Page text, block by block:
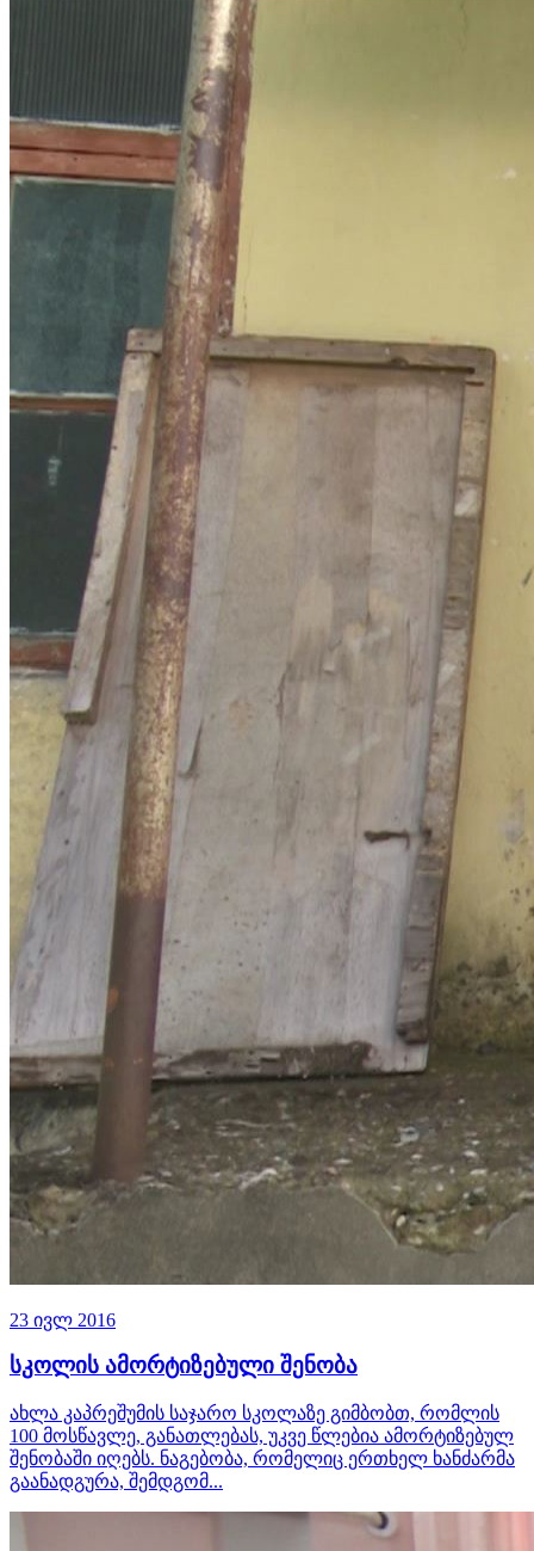
23 ივლ 2016
სკოლის ამორტიზებული შენობა
ახლა კაპრეშუმის საჯარო სკოლაზე გიმბობთ, რომლის
100 მოსწავლე, განათლებას, უკვე წლებია ამორტიზებულ
შენობაში იღებს. ნაგებობა, რომელიც ერთხელ ხანძარმა
გაანადგურა, შემდგომ...